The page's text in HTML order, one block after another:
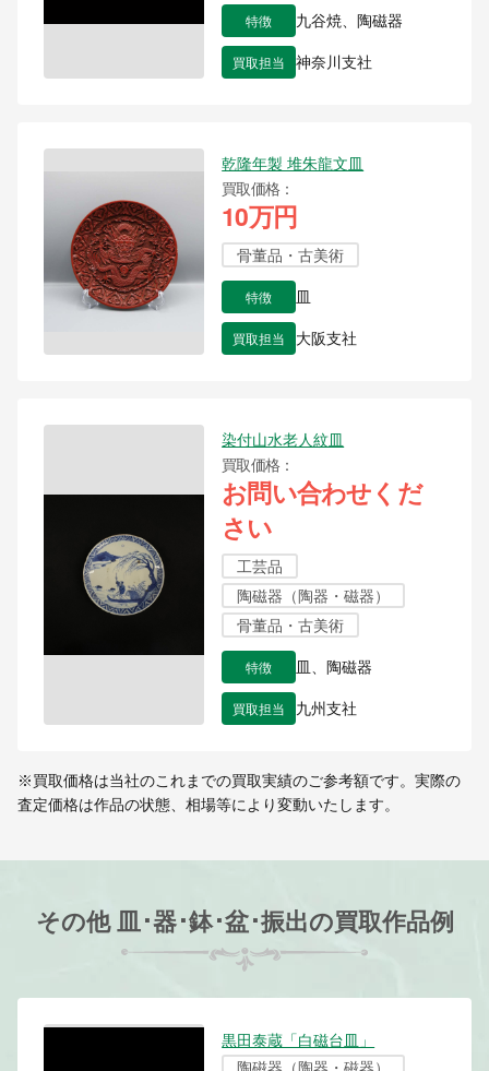
特徴 九谷焼、陶磁器
買取担当 神奈川支社
乾隆年製 堆朱龍文皿
買取価格
10万円
骨董品・古美術
特徴 皿
買取担当 大阪支社
染付山水老人紋皿
買取価格
お問い合わせくだ
さい
工芸品
陶磁器（陶器・磁器）
骨董品・古美術
特徴 皿、陶磁器
買取担当 九州支社
※買取価格は当社のこれまでの買取実績のご参考額です。実際の
査定価格は作品の状態、相場等により変動いたします。
その他 皿･器･鉢･盆･振出の買取作品例
黒田泰蔵「白磁台皿」
陶磁器（陶器・磁器）